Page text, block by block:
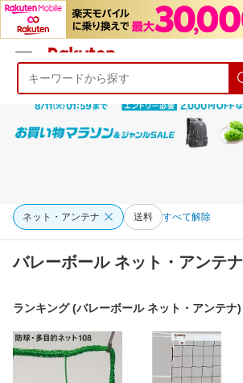
ようこそ 楽天市場へ ログイン
ネット・アンテナ 送料 すべて解除
バレーボール ネット・アンテナ
ランキング (バレーボール ネット・アンテナ)